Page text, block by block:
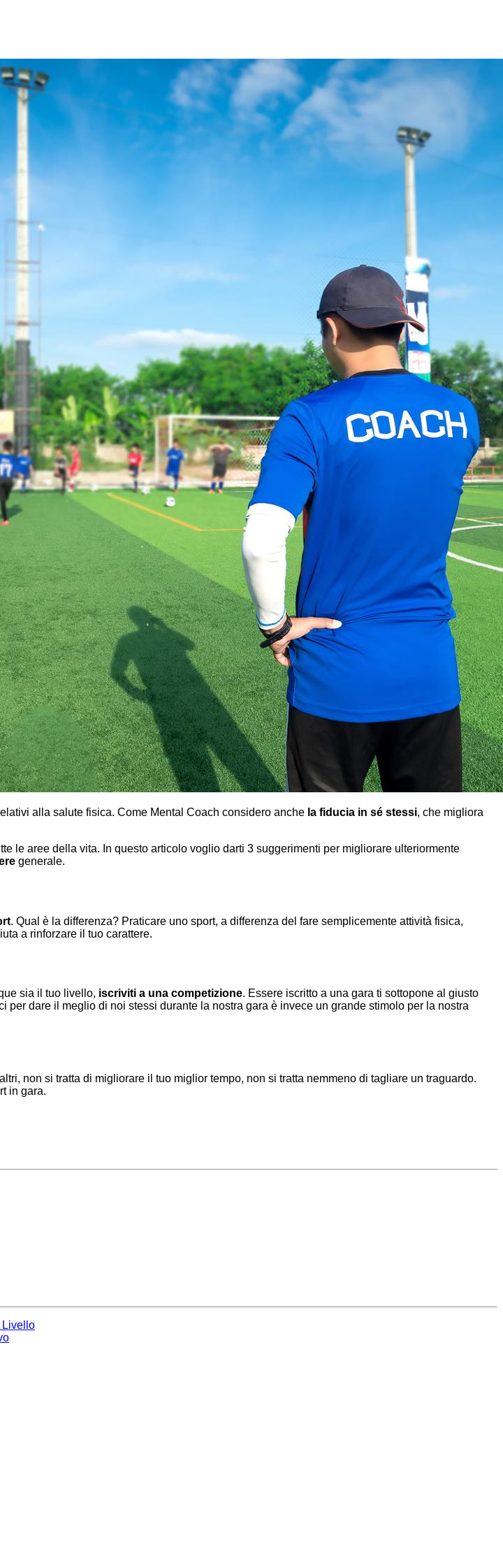
alla salute fisica. Come Mental Coach considero anche la fiducia in sé stessi, che migliora
le aree della vita. In questo articolo voglio darti 3 suggerimenti per migliorare ulteriormente
generale.
. Qual è la differenza? Praticare uno sport, a differenza del fare semplicemente attività fisica,
a rinforzare il tuo carattere.
sia il tuo livello, iscriviti a una competizione. Essere iscritto a una gara ti sottopone al giusto
dare il meglio di noi stessi durante la nostra gara è invece un grande stimolo per la nostra
non si tratta di migliorare il tuo miglior tempo, non si tratta nemmeno di tagliare un traguardo.
in gara.
Livello